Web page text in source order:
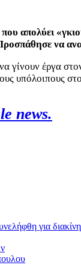
απολύει
να
γίνουν έργα
υπόλοιπους
news.
για